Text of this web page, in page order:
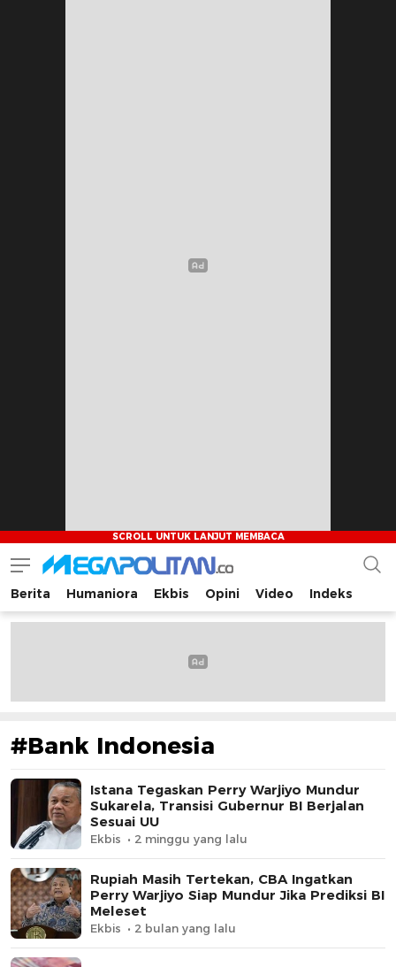
Megapolitan.co
Menyajikan berita-berita fakta bagi pembaca
Berita Humaniora Ekbis Opini Video Indeks
#Bank Indonesia
Istana Tegaskan Perry Warjiyo Mundur
Sukarela, Transisi Gubernur BI Berjalan
Sesuai UU
Ekbis 2 minggu yang lalu
Rupiah Masih Tertekan, CBA Ingatkan
Perry Warjiyo Siap Mundur Jika Prediksi BI
Meleset
Ekbis 2 bulan yang lalu